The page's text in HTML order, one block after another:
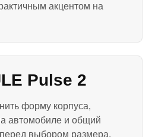
акцентом на
Pulse 2
форму корпуса,
автомобиле и общий
выбором размера.